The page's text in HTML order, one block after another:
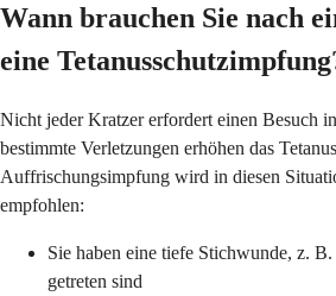
Wann brauchen Sie nach
eine
Nicht jeder Kratzer erfordert einen Besuch
bestimmte Verletzungen erhöhen das
Auffrischungsimpfung wird in diesen
empfohlen:
Sie haben eine tiefe Stichwunde, z.
getreten sind